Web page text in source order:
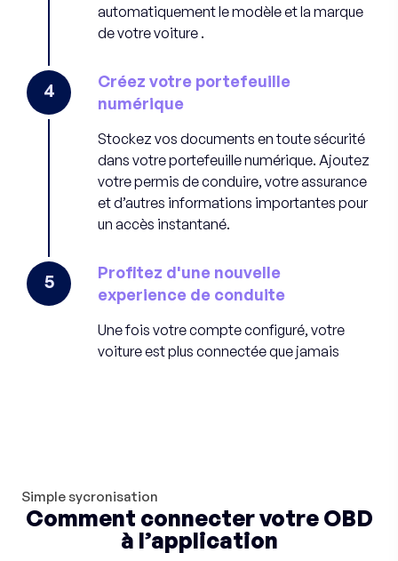
automatiquement le modèle et la marque
de votre voiture .
4
Créez votre portefeuille
numérique
Stockez vos documents en toute sécurité
dans votre portefeuille numérique. Ajoutez
votre permis de conduire, votre assurance
et d’autres informations importantes pour
un accès instantané.
5
Profitez d'une nouvelle
experience de conduite
Une fois votre compte configuré, votre
voiture est plus connectée que jamais
Simple sycronisation
Comment connecter votre OBD
à l’application